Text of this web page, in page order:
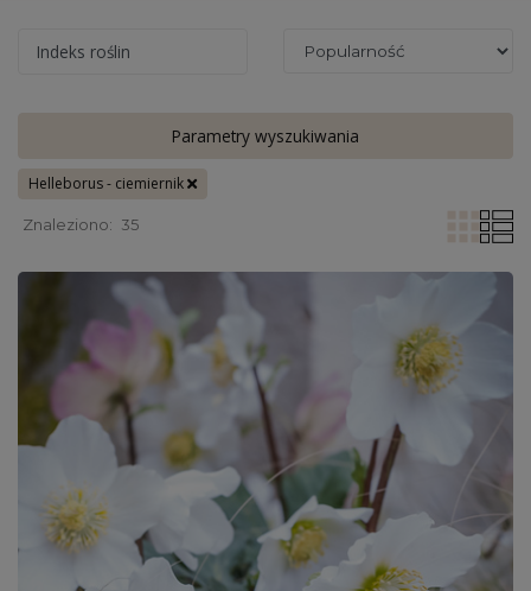
Indeks roślin
Parametry wyszukiwania
Helleborus - ciemiernik
Znaleziono: 35